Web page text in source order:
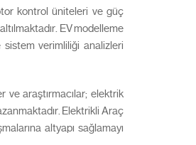
kontrol üniteleri ve güç
EV modelleme
sistem verimliliği analizleri
araştırmacılar; elektrik
Elektrikli Araç
altyapı sağlamayı